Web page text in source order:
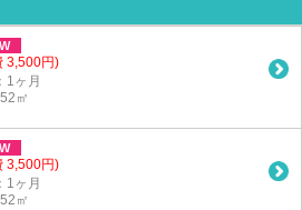
3,500円)
1ヶ月
㎡
3,500円)
1ヶ月
㎡